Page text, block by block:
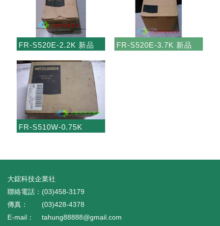
FR-S520E-2.2K 新品 FR-S520E-3.7K 新品
FR-S510W-0.75K
大鋐科技企業社
(03)458-3179
(03)428-4378
tahung88888@gmail.com